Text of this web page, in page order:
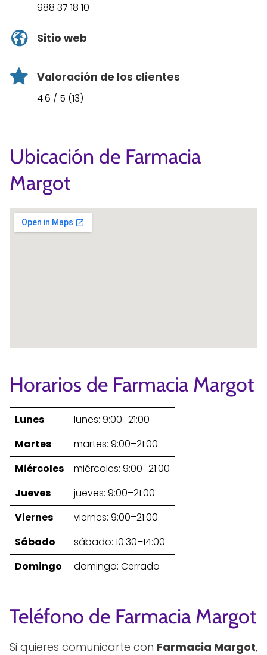
988 37 18 10
Sitio web
Valoración de los clientes
4.6 / 5 (13)
Ubicación de Farmacia
Margot
Horarios de Farmacia Margot
Lunes
lunes: 9:00–21:00
Martes
martes: 9:00–21:00
Miércoles
miércoles: 9:00–21:00
Jueves
jueves: 9:00–21:00
Viernes
viernes: 9:00–21:00
Sábado
sábado: 10:30–14:00
Domingo
domingo: Cerrado
Teléfono de Farmacia Margot
Si quieres comunicarte con Farmacia Margot,